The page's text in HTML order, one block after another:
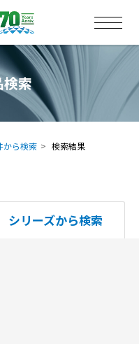
索
から検索 検索結果
シリーズから検索